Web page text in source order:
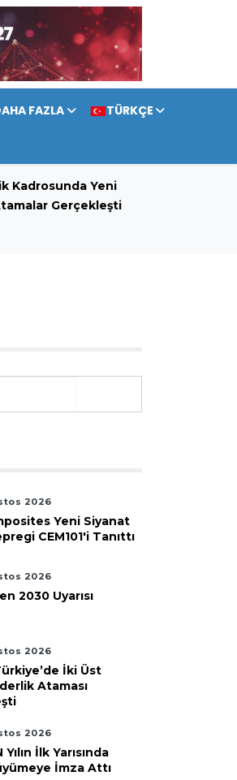
FAZLA TÜRKÇE
Kadrosunda Yeni
Gerçekleşti
2026
Yeni Siyanat
CEM101'i Tanıttı
2026
2030 Uyarısı
2026
İki Üst
Ataması
2026
İlk Yarısında
İmza Attı